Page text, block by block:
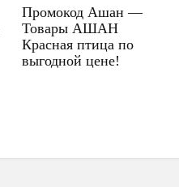
Промокод Ашан —
Товары АШАН
Красная птица по
выгодной цене!